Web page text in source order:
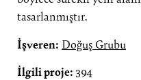
tasarlanmıştır.
İşveren: Doğuş Grubu
İlgili proje: 394